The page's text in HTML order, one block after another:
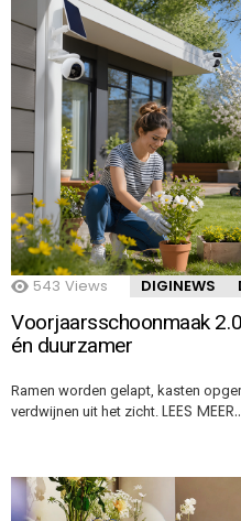
543 Views DIGINEWS
Voorjaarsschoonmaak
én duurzamer
Ramen worden gelapt, kasten
verdwijnen uit het zicht. LEES